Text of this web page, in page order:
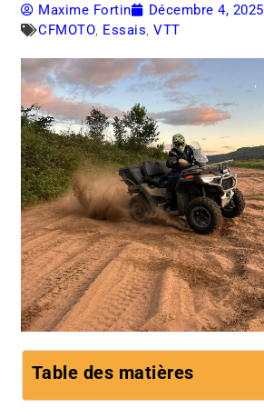
Maxime Fortin Décembre 4, 2025
CFMOTO, Essais,VTT
Table des matières